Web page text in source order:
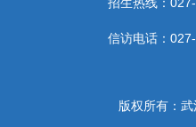
信访电话：
版权所有：